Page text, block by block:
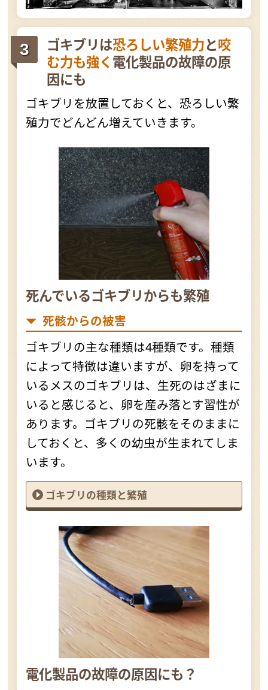
ゴキブリは恐ろしい繁殖力と咬
む力も強く電化製品の故障の原
因にも
ゴキブリを放置しておくと、恐ろしい繁
殖力でどんどん増えていきます。
死んでいるゴキブリからも繁殖
死骸からの被害
ゴキブリの主な種類は4種類です。種類
によって特徴は違いますが、卵を持って
いるメスのゴキブリは、生死のはざまに
いると感じると、卵を産み落とす習性が
あります。ゴキブリの死骸をそのままに
しておくと、多くの幼虫が生まれてしま
います。
ゴキブリの種類と繁殖
電化製品の故障の原因にも？